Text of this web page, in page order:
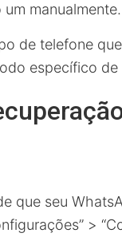
manualmente.
de telefone
específico
que seu
>